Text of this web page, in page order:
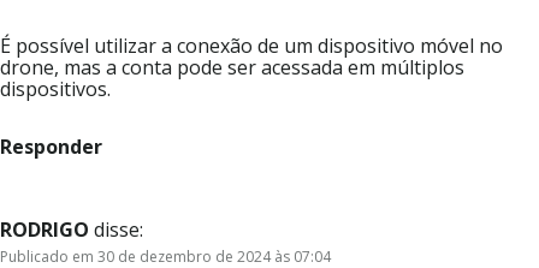
É possível utilizar a conexão de um dispositivo móvel no
drone, mas a conta pode ser acessada em múltiplos
dispositivos.
Responder
RODRIGO disse:
Publicado em 30 de dezembro de 2024 às 07:04